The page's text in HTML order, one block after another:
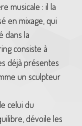
musicale : il la
en mixage, qui
dans la
consiste à
déjà présentes
un sculpteur
celui du
dévoile les